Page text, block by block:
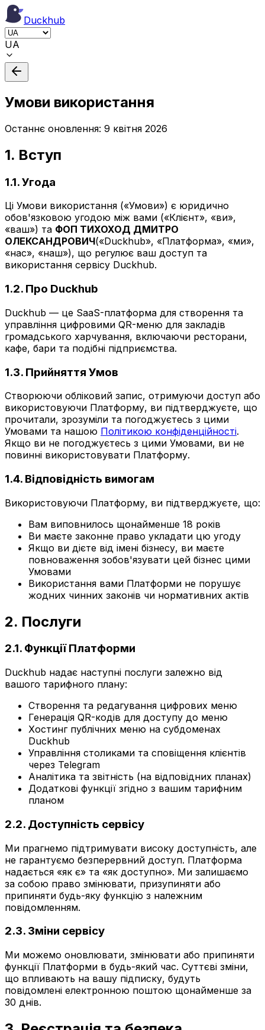
Duckhub
UA
Умови використання
Останнє оновлення: 9 квітня 2026
1. Вступ
1.1. Угода
Ці Умови використання («Умови») є юридично
обов'язковою угодою між вами («Клієнт», «ви»,
«ваш») та ФОП ТИХОХОД ДМИТРО
ОЛЕКСАНДРОВИЧ(«Duckhub», «Платформа», «ми»,
«нас», «наш»), що регулює ваш доступ та
використання сервісу Duckhub.
1.2. Про Duckhub
Duckhub — це SaaS-платформа для створення та
управління цифровими QR-меню для закладів
громадського харчування, включаючи ресторани,
кафе, бари та подібні підприємства.
1.3. Прийняття Умов
Створюючи обліковий запис, отримуючи доступ або
використовуючи Платформу, ви підтверджуєте, що
прочитали, зрозуміли та погоджуєтесь з цими
Умовами та нашою Політикою конфіденційності.
Якщо ви не погоджуєтесь з цими Умовами, ви не
повинні використовувати Платформу.
1.4. Відповідність вимогам
Використовуючи Платформу, ви підтверджуєте, що:
Вам виповнилось щонайменше 18 років
Ви маєте законне право укладати цю угоду
Якщо ви дієте від імені бізнесу, ви маєте
повноваження зобов'язувати цей бізнес цими
Умовами
Використання вами Платформи не порушує
жодних чинних законів чи нормативних актів
2. Послуги
2.1. Функції Платформи
Duckhub надає наступні послуги залежно від
вашого тарифного плану:
Створення та редагування цифрових меню
Генерація QR-кодів для доступу до меню
Хостинг публічних меню на субдоменах
Duckhub
Управління столиками та сповіщення клієнтів
через Telegram
Аналітика та звітність (на відповідних планах)
Додаткові функції згідно з вашим тарифним
планом
2.2. Доступність сервісу
Ми прагнемо підтримувати високу доступність, але
не гарантуємо безперервний доступ. Платформа
надається «як є» та «як доступно». Ми залишаємо
за собою право змінювати, призупиняти або
припиняти будь-яку функцію з належним
повідомленням.
2.3. Зміни сервісу
Ми можемо оновлювати, змінювати або припиняти
функції Платформи в будь-який час. Суттєві зміни,
що впливають на вашу підписку, будуть
повідомлені електронною поштою щонайменше за
30 днів.